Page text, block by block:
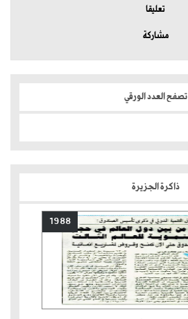
تعليقا
مشاركة
تصفح العدد الورقي
ذاكرة الجزيرة
1988